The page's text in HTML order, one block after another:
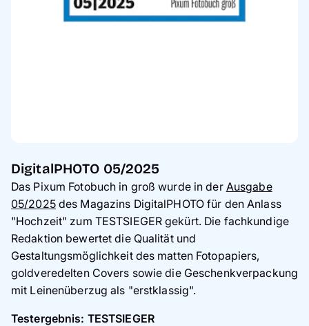
DigitalPHOTO 05/2025
Das Pixum Fotobuch in groß wurde in der Ausgabe
05/2025des Magazins DigitalPHOTO für den Anlass
"Hochzeit" zum TESTSIEGER gekürt. Die fachkundige
Redaktion bewertet die Qualität und
Gestaltungsmöglichkeit des matten Fotopapiers,
goldveredelten Covers sowie die Geschenkverpackung
mit Leinenüberzug als "erstklassig".
Testergebnis: TESTSIEGER